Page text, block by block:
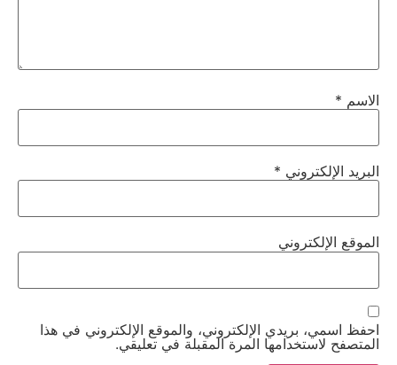
الاسم *
البريد الإلكتروني *
الموقع الإلكتروني
احفظ اسمي، بريدي الإلكتروني، والموقع الإلكتروني في هذا
المتصفح لاستخدامها المرة المقبلة في تعليقي.